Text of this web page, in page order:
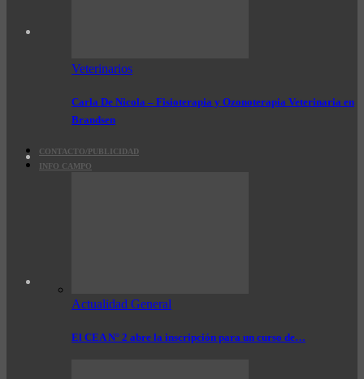
Veterinarios
Carla De Nicola – Fisioterapia y Ozonoterapia Veterinaria en
Brandsen
CONTACTO/PUBLICIDAD
INFO CAMPO
Actualidad General
El CEA N° 2 abre la inscripción para un curso de…